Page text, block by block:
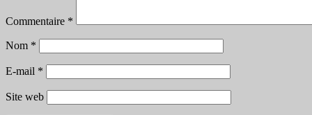
Commentaire *
Nom *
E-mail *
Site web